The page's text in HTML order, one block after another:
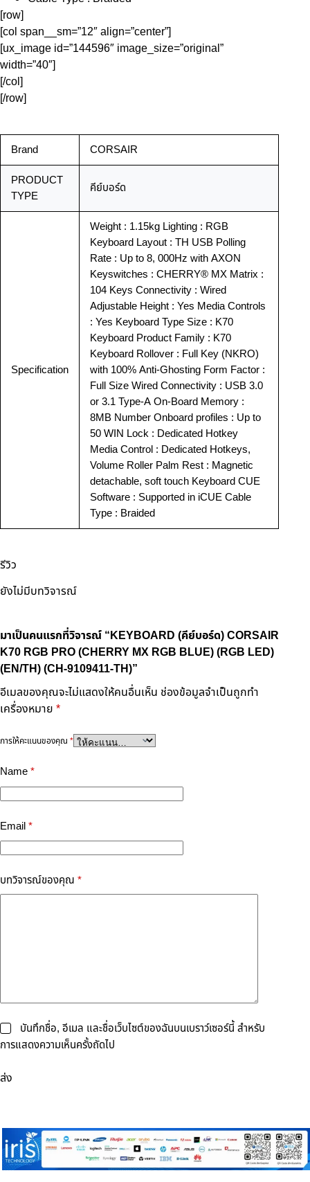
[row]
[col span__sm=”12″ align=”center”]
[ux_image id=”144596″ image_size=”original”
width=”40″]
[/col]
[/row]
Brand
CORSAIR
PRODUCT
TYPE
คีย์บอร์ด
Specification
Weight : 1.15kg Lighting : RGB
Keyboard Layout : TH USB Polling
Rate : Up to 8, 000Hz with AXON
Keyswitches : CHERRY® MX Matrix :
104 Keys Connectivity : Wired
Adjustable Height : Yes Media Controls
: Yes Keyboard Type Size : K70
Keyboard Product Family : K70
Keyboard Rollover : Full Key (NKRO)
with 100% Anti-Ghosting Form Factor :
Full Size Wired Connectivity : USB 3.0
or 3.1 Type-A On-Board Memory :
8MB Number Onboard profiles : Up to
50 WIN Lock : Dedicated Hotkey
Media Control : Dedicated Hotkeys,
Volume Roller Palm Rest : Magnetic
detachable, soft touch Keyboard CUE
Software : Supported in iCUE Cable
Type : Braided
รีวิว
ยังไม่มีบทวิจารณ์
มาเป็นคนแรกที่วิจารณ์ “KEYBOARD (คีย์บอร์ด) CORSAIR
K70 RGB PRO (CHERRY MX RGB BLUE) (RGB LED)
(EN/TH) (CH-9109411-TH)”
อีเมลของคุณจะไม่แสดงให้คนอื่นเห็น ช่องข้อมูลจำเป็นถูกทำ
เครื่องหมาย *
การให้คะแนนของคุณ *
Name*
Email*
บทวิจารณ์ของคุณ *
บันทึกชื่อ, อีเมล และชื่อเว็บไซต์ของฉันบนเบราว์เซอร์นี้ สำหรับ
การแสดงความเห็นครั้งถัดไป
ส่ง